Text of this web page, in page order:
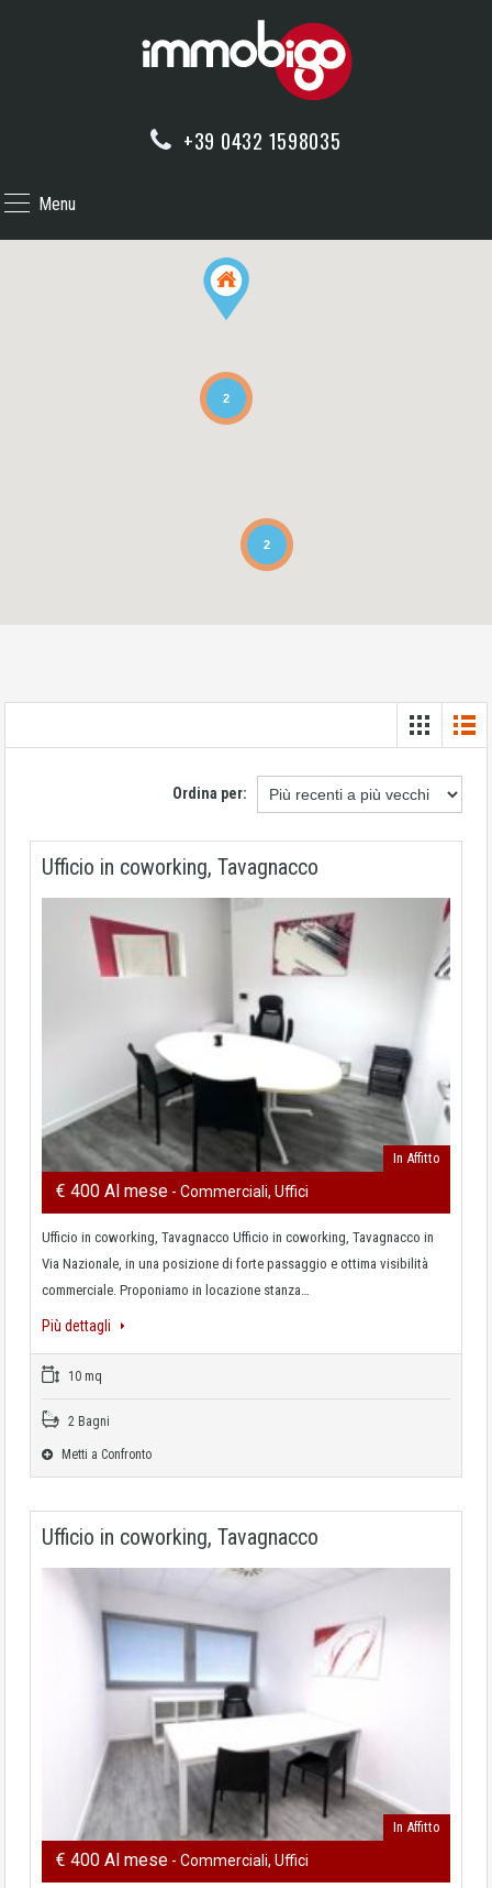
+39 0432 1598035
Menu
2
2
Ordina per:
Ufficio in coworking, Tavagnacco
In Affitto
€ 400 Al mese - Commerciali, Uffici
Ufficio in coworking, Tavagnacco Ufficio in coworking, Tavagnacco in
Via Nazionale, in una posizione di forte passaggio e ottima visibilità
commerciale. Proponiamo in locazione stanza…
Più dettagli
10 mq
2 Bagni
Metti a Confronto
Ufficio in coworking, Tavagnacco
In Affitto
€ 400 Al mese - Commerciali, Uffici